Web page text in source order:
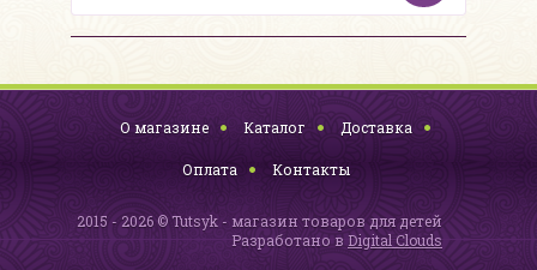
О магазине Каталог Доставка
Оплата Контакты
2015 - 2026 © Tutsyk - магазин товаров для детей
Разработано в Digital Clouds